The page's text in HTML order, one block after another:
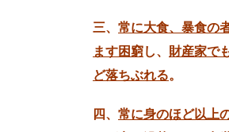
三、 常に大食、暴食の
ます困窮し、 財産家で
ど落ちぶれる。
四、 常に身のほど以上